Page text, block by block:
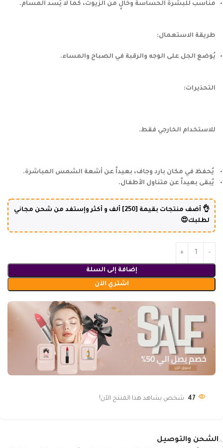
مناسب للبشرة الحساسة وخالٍ من الزيوت، كما لا يُسد المسام.
طريقة الاستعمال:
يُوضع الجل على الوجه والرقبة في الصباح والمساء.
التحذيرات:
للاستخدام الخارجي فقط.
يُحفظ في مكان بارد وجاف، بعيداً عن أشعة الشمس المباشرة.
يُبقى بعيداً عن متناول الأطفال.
👌 أضف منتجات بقيمة [250] ألف و أكثر وإستفد من شحن مجاني
لطلبك😍
إضافة إلى السلة
اشتري الآن
47 شخص يشاهد هذا المنتج الآن!
الشحن والتوصيل